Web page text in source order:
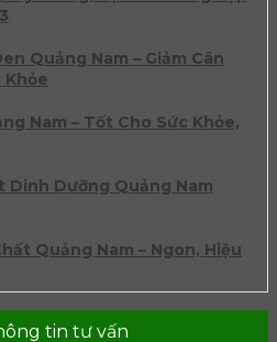
Quảng Nam – Giảm Cân
Khỏe
Nam – Tốt Cho Sức Khỏe,
Dinh Dưỡng Quảng Nam
Quảng Nam – Ngon, Hiệu
tin tư vấn